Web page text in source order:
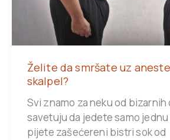
Želite da smršate uz
skalpel?
Svi znamo za neku od bizarnih
savetuju da jedete samo
pijete zašećereni bistri sok od